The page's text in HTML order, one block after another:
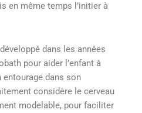
en même temps l’initier à
dans les années
pour aider l’enfant à
entourage dans son
considère le cerveau
modelable, pour faciliter